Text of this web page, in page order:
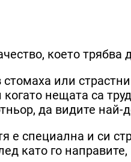
което трябва
или
нещата са
да видите най-
е специална и си
като го